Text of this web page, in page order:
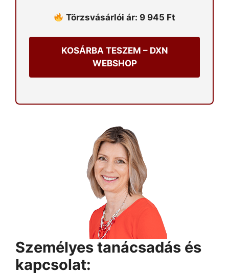
Törzsvásárlói ár: 9 945 Ft
KOSÁRBA TESZEM – DXN
WEBSHOP
Személyes tanácsadás és
kapcsolat: